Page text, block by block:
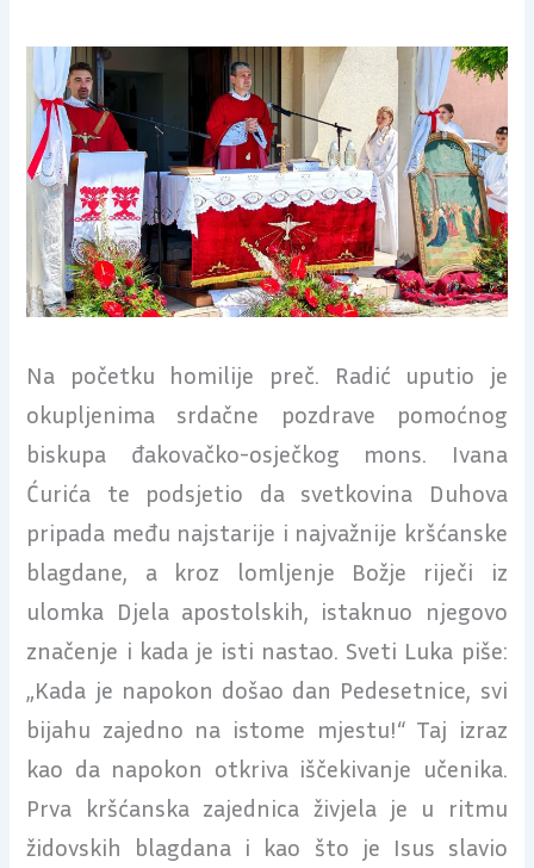
Na početku homilije preč. Radić uputio je
okupljenima srdačne pozdrave pomoćnog
biskupa đakovačko-osječkog mons. Ivana
Ćurića te podsjetio da svetkovina Duhova
pripada među najstarije i najvažnije kršćanske
blagdane, a kroz lomljenje Božje riječi iz
ulomka Djela apostolskih, istaknuo njegovo
značenje i kada je isti nastao. Sveti Luka piše:
„Kada je napokon došao dan Pedesetnice, svi
bijahu zajedno na istome mjestu!“ Taj izraz
kao da napokon otkriva iščekivanje učenika.
Prva kršćanska zajednica živjela je u ritmu
židovskih blagdana i kao što je Isus slavio